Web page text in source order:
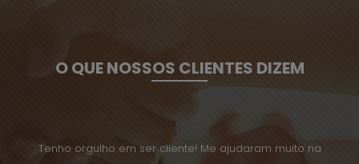
O QUE NOSSOS CLIENTES DIZEM
Tenho orgulho em ser cliente! Me ajudaram muito na